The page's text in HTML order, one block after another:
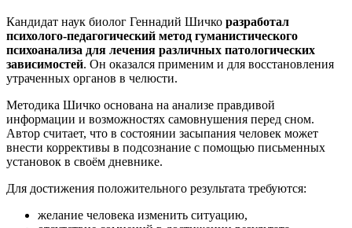
Кандидат наук биолог Геннадий Шичко разработал
психолого-педагогический метод гуманистического
психоанализа для лечения различных патологических
зависимостей. Он оказался применим и для восстановления
утраченных органов в челюсти.
Методика Шичко основана на анализе правдивой
информации и возможностях самовнушения перед сном.
Автор считает, что в состоянии засыпания человек может
внести коррективы в подсознание с помощью письменных
установок в своём дневнике.
Для достижения положительного результата требуются:
желание человека изменить ситуацию,